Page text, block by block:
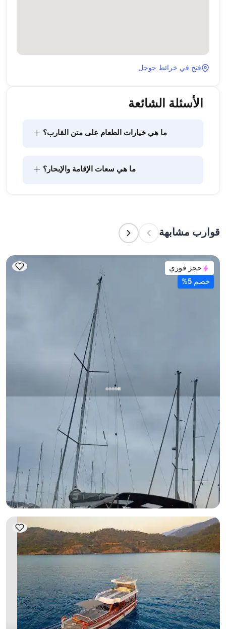
فتح في خرائط جوجل
الأسئلة الشائعة
ما هي خيارات الطعام على متن القارب؟ +
ما هي سعات الإقامة والإبحار؟ +
للإيجارات اليومية، فتنطبق سعة الإبحار.
قوارب مشابهة
حجز فوري
خصم 5%
فتحية, Muğla
قارب شراعي بطول 12 متر - 2 كابينات - سعة 5 شخص - في
فتحية
مع قبطان
قارب شراعي
إبحار 8 شخص · 2 كابينة · 12.00m
الأقل
26.000 TL
عرض التوفر والسعر